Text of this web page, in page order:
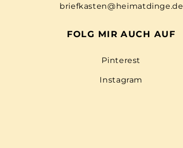
briefkasten@heimatdinge.de
FOLG MIR AUCH AUF
Pinterest
Instagram